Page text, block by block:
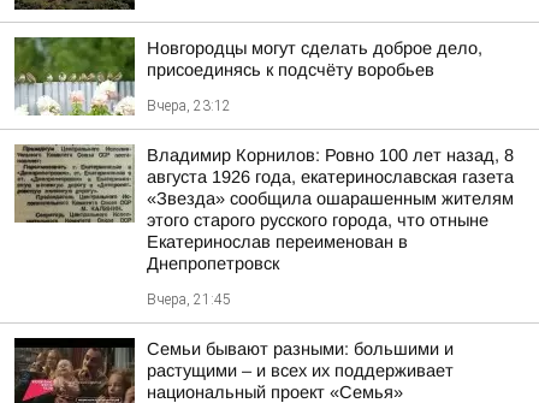
Новгородцы могут сделать доброе дело,
присоединясь к подсчёту воробьев
Вчера, 23:12
Владимир Корнилов: Ровно 100 лет назад, 8
августа 1926 года, екатеринославская газета
«Звезда» сообщила ошарашенным жителям
этого старого русского города, что отныне
Екатеринослав переименован в
Днепропетровск
Вчера, 21:45
Семьи бывают разными: большими и
растущими – и всех их поддерживает
национальный проект «Семья»